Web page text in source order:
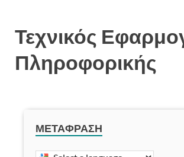
Τεχνικός
Πληροφορικής
ΜΕΤΆΦΡΑΣΗ